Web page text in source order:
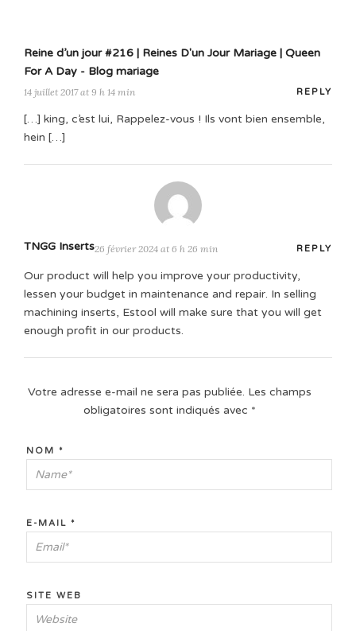
Reine d’un jour #216 | Reines D'un Jour Mariage | Queen
For A Day - Blog mariage
14 juillet 2017 at 9 h 14 min REPLY
[…] king, c’est lui, Rappelez-vous ! Ils vont bien ensemble,
hein […]
TNGG Inserts26 février 2024 at 6 h 26 min REPLY
Our product will help you improve your productivity,
lessen your budget in maintenance and repair. In selling
machining inserts, Estool will make sure that you will get
enough profit in our products.
Votre adresse e-mail ne sera pas publiée. Les champs
obligatoires sont indiqués avec *
NOM *
E-MAIL *
SITE WEB